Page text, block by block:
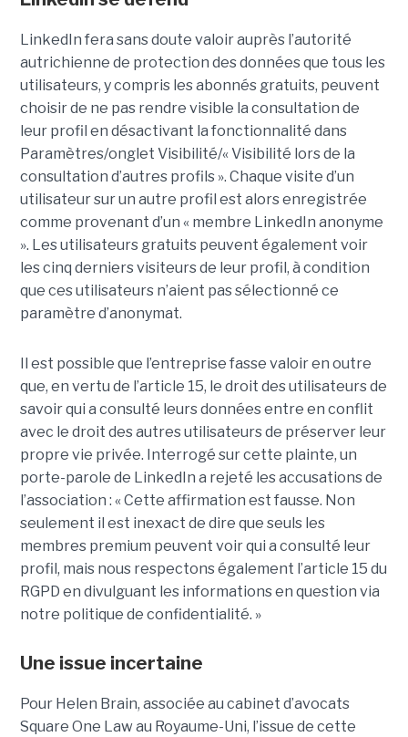
LinkedIn fera sans doute valoir auprès l’autorité
autrichienne de protection des données que tous les
utilisateurs, y compris les abonnés gratuits, peuvent
choisir de ne pas rendre visible la consultation de
leur profil en désactivant la fonctionnalité dans
Paramètres/onglet Visibilité/« Visibilité lors de la
consultation d’autres profils ». Chaque visite d’un
utilisateur sur un autre profil est alors enregistrée
comme provenant d’un « membre LinkedIn anonyme
». Les utilisateurs gratuits peuvent également voir
les cinq derniers visiteurs de leur profil, à condition
que ces utilisateurs n’aient pas sélectionné ce
paramètre d’anonymat.
Il est possible que l’entreprise fasse valoir en outre
que, en vertu de l’article 15, le droit des utilisateurs de
savoir qui a consulté leurs données entre en conflit
avec le droit des autres utilisateurs de préserver leur
propre vie privée. Interrogé sur cette plainte, un
porte-parole de LinkedIn a rejeté les accusations de
l’association : « Cette affirmation est fausse. Non
seulement il est inexact de dire que seuls les
membres premium peuvent voir qui a consulté leur
profil, mais nous respectons également l’article 15 du
RGPD en divulguant les informations en question via
notre politique de confidentialité. »
Une issue incertaine
Pour Helen Brain, associée au cabinet d’avocats
Square One Law au Royaume-Uni, l’issue de cette